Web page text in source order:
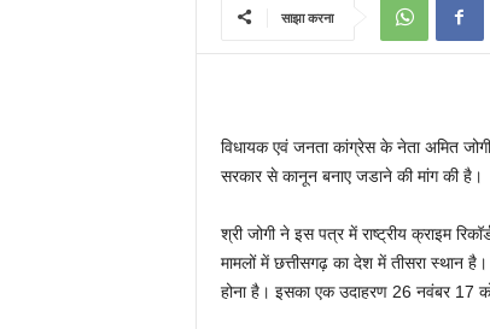
साझा करना
विधायक एवं जनता कांग्रेस के नेता अमित
सरकार से कानून बनाए जडाने की मांग की है।
श्री जोगी ने इस पत्र में राष्ट्रीय क्राइम
मामलों में छत्तीसगढ़ का देश में तीसरा स्थान
होना है। इसका एक उदाहरण 26 नवंबर 17